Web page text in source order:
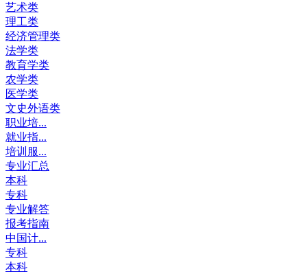
艺术类
理工类
经济管理类
法学类
教育学类
农学类
医学类
文史外语类
职业培...
就业指...
培训服...
专业汇总
本科
专科
专业解答
报考指南
中国计...
专科
本科